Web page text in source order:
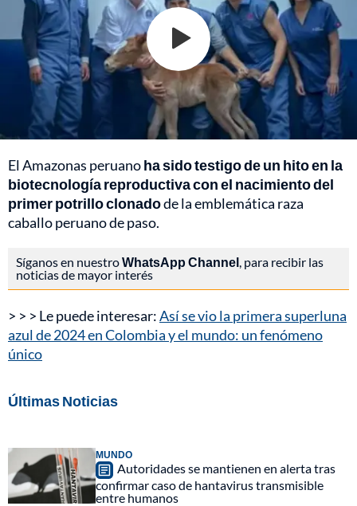
El Amazonas peruanoha sido testigo de un hito en la
biotecnología reproductiva con el nacimiento del
primer potrillo clonadode la emblemática raza
caballo peruano de paso.
Síganos en nuestroWhatsApp Channel , para recibir las
noticias de mayor interés
> > > Le puede interesar:Así se vio la primera superluna
azul de 2024 en Colombia y el mundo: un fenómeno
único
Últimas Noticias
MUNDO
Autoridades se mantienen en alerta tras
confirmar caso de hantavirus transmisible
entre humanos